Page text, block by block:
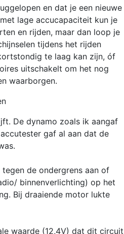
en dat je een nieuwe
lage accucapaciteit kun je
en rijden, maar dan loop je
tijdens het rijden
te laag kan zijn, óf
uitschakelt om het nog
waarborgen.
De dynamo zoals ik aangaf
gaf al aan dat de
de ondergrens aan of
binnenverlichting) op het
Bij draaiende motor lukte
waarde (12,4V) dat dit circuit